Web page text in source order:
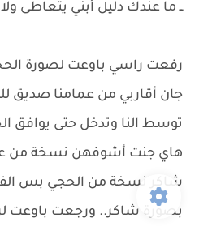
ــ ما عندك دليل أبني يتعاطى
رفعت راسي باوعت لصورة
جان أقاربي من عمامنا صديق
توسط النا وتدخل حتى يوافق
هاي جنت أشوفهن نسخة من
شاكر نسخة من الحجي بس
بصورة شاكر.. ورجعت باوعت